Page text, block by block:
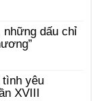
dấu chỉ
yêu
XVIII